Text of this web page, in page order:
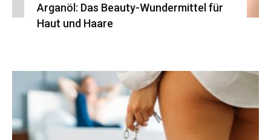
Arganöl: Das Beauty-Wundermittel für
Haut und Haare